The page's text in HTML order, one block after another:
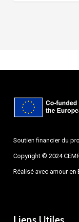
Soutien financier du
Copyright © 2024
Réalisé avec amour en